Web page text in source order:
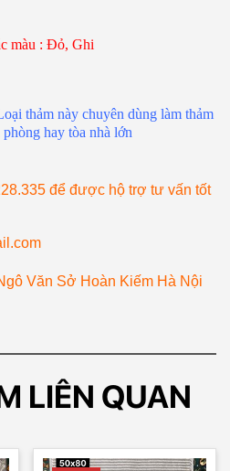
màu : Đỏ, Ghi
thảm này chuyên dùng làm thảm
hay tòa nhà lớn
để được hộ trợ tư vấn tốt
Văn Sở Hoàn Kiếm Hà Nội
LIÊN QUAN